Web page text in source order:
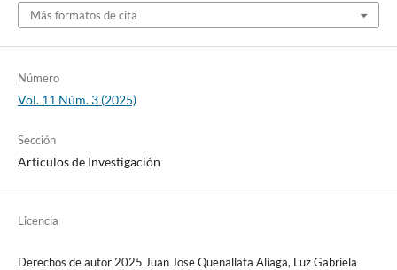
Más formatos de cita
Número
Vol. 11 Núm. 3 (2025)
Sección
Artículos de Investigación
Licencia
Derechos de autor 2025 Juan Jose Quenallata Aliaga, Luz Gabriela